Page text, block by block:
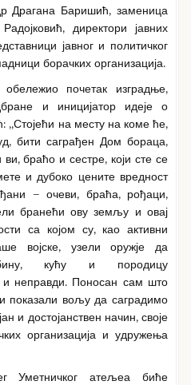
Драгана Баришић, заменица
директори јавних
јавног и политичког
борачких организација.
почетак изградње,
и иницијатор идеје о
„Стојећи на месту на коме ће,
бити саграђен Дом бораца,
браћо и сестре, који сте се
и дубоко цените вредност
– очеви, браћа, рођаци,
бранећи ову земљу и овај
са којом су, као активни
војске, узели оружје да
кућу и породицу
и неправди. Поносан сам што
показали вољу да саградимо
и достојанствен начин, своје
организација и удружења
Уметничког атељеа биће